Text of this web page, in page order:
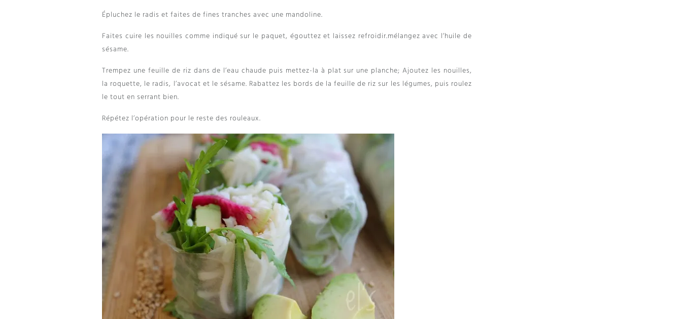
Épluchez le radis et faites de fines tranches avec une mandoline.
Faites cuire les nouilles comme indiqué sur le paquet, égouttez et laissez refroidir.mélangez avec l’huile de
sésame.
Trempez une feuille de riz dans de l’eau chaude puis mettez-la à plat sur une planche; Ajoutez les nouilles,
la roquette, le radis, l’avocat et le sésame. Rabattez les bords de la feuille de riz sur les légumes, puis roulez
le tout en serrant bien.
Répétez l’opération pour le reste des rouleaux.